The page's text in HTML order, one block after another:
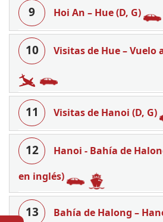
9 Hoi An – Hue (D, G)
10 Visitas de Hue – Vuelo
11 Visitas de Hanoi (D, G)
12
Hanoi - Bahía de
en inglés)
13 Bahía de Halong –